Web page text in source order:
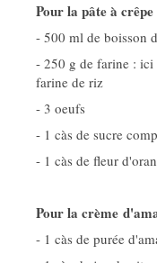
Pour la pâte à crêpe
- 500 ml de boisson
- 250 g de farine :
farine de riz
- 3 oeufs
- 1 càs de sucre
- 1 càs de fleur
Pour la crème
- 1 càs de purée